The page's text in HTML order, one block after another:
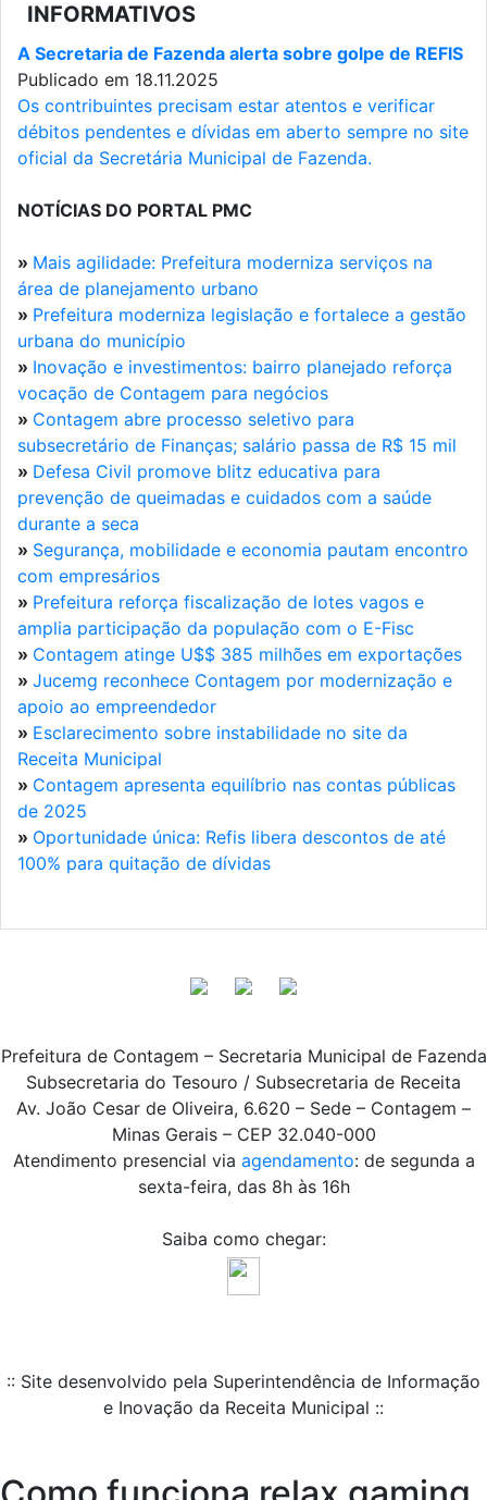
INFORMATIVOS
A Secretaria de Fazenda alerta sobre golpe de REFIS
Publicado em 18.11.2025
Os contribuintes precisam estar atentos e verificar
débitos pendentes e dívidas em aberto sempre no site
oficial da Secretária Municipal de Fazenda.
NOTÍCIAS DO PORTAL PMC
» Mais agilidade: Prefeitura moderniza serviços na
área de planejamento urbano
» Prefeitura moderniza legislação e fortalece a gestão
urbana do município
» Inovação e investimentos: bairro planejado reforça
vocação de Contagem para negócios
» Contagem abre processo seletivo para
subsecretário de Finanças; salário passa de R$ 15 mil
» Defesa Civil promove blitz educativa para
prevenção de queimadas e cuidados com a saúde
durante a seca
» Segurança, mobilidade e economia pautam encontro
com empresários
» Prefeitura reforça fiscalização de lotes vagos e
amplia participação da população com o E-Fisc
» Contagem atinge U$$ 385 milhões em exportações
» Jucemg reconhece Contagem por modernização e
apoio ao empreendedor
» Esclarecimento sobre instabilidade no site da
Receita Municipal
» Contagem apresenta equilíbrio nas contas públicas
de 2025
» Oportunidade única: Refis libera descontos de até
100% para quitação de dívidas
Prefeitura de Contagem – Secretaria Municipal de Fazenda
Subsecretaria do Tesouro / Subsecretaria de Receita
Av. João Cesar de Oliveira, 6.620 – Sede – Contagem –
Minas Gerais – CEP 32.040-000
Atendimento presencial via agendamento: de segunda a
sexta-feira, das 8h às 16h
Saiba como chegar:
:: Site desenvolvido pela Superintendência de Informação
e Inovação da Receita Municipal ::